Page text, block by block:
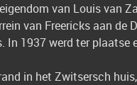
van Louis van
van Freericks aan
In 1937 werd ter
in het Zwitsersch